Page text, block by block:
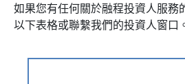
如果您有任何關於融程投資人服務
以下表格或聯繫我們的投資人窗口